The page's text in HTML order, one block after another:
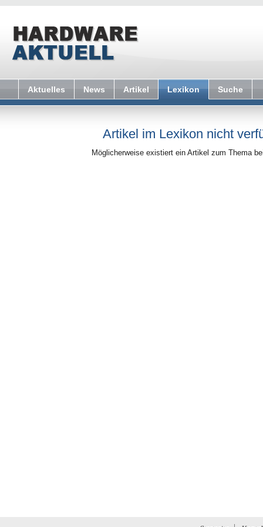
Aktuelles News Artikel Lexikon Suche
Artikel im Lexikon nicht
Möglicherweise existiert ein Artikel zum Thema